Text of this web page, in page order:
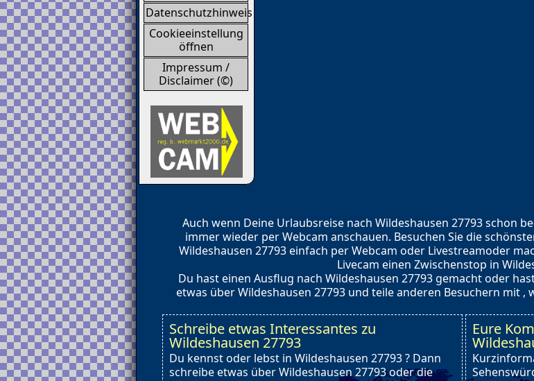
Datenschutzhinweis
Cookieeinstellung
öffnen
Impressum /
Disclaimer (©)
Auch wenn Deine Urlaubsreise nach Wildeshausen 27793 schon
immer wieder per Webcam anschauen. Besuchen Sie die
Wildeshausen 27793 einfach per Webcam oder Livestreamoder
Livecam einen Zwischenstop in
Du hast einen Ausflug nach Wildeshausen 27793 gemacht oder
etwas über Wildeshausen 27793 und teile anderen Besuchern mit ,
Schreibe etwas Interessantes zu
Wildeshausen 27793
Du kennst oder lebst in Wildeshausen 27793 ? Dann
schreibe etwas über Wildeshausen 27793 oder die
Eure